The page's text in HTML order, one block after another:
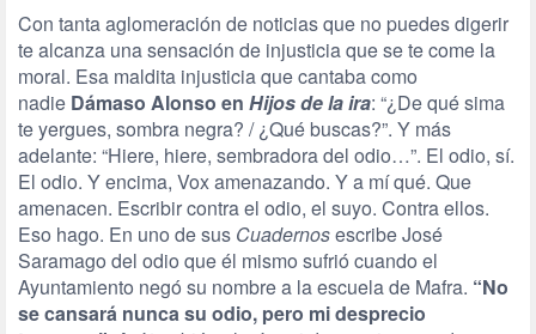
Con tanta aglomeración de noticias que no puedes digerir
te alcanza una sensación de injusticia que se te come la
moral. Esa maldita injusticia que cantaba como
nadie Dámaso Alonso en Hijos de la ira: “¿De qué sima
te yergues, sombra negra? / ¿Qué buscas?”. Y más
adelante: “Hiere, hiere, sembradora del odio…”. El odio, sí.
El odio. Y encima, Vox amenazando. Y a mí qué. Que
amenacen. Escribir contra el odio, el suyo. Contra ellos.
Eso hago. En uno de sus Cuadernosescribe José
Saramago del odio que él mismo sufrió cuando el
Ayuntamiento negó su nombre a la escuela de Mafra. “No
se cansará nunca su odio, pero mi desprecio